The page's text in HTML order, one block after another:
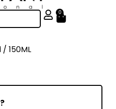
0
150ML